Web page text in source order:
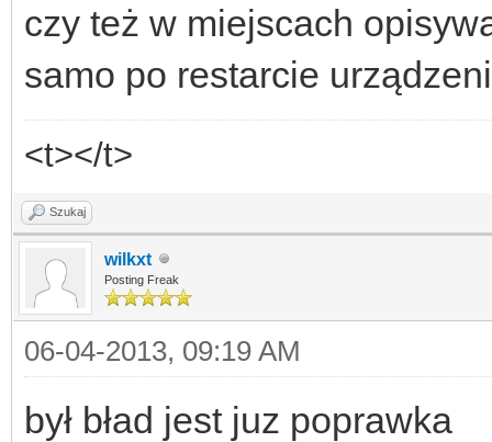
czy też w miejscach
samo po restarcie
<t></t>
Szukaj
wilkxt
Posting Freak
06-04-2013, 09:19 AM
był bład jest juz poprawka